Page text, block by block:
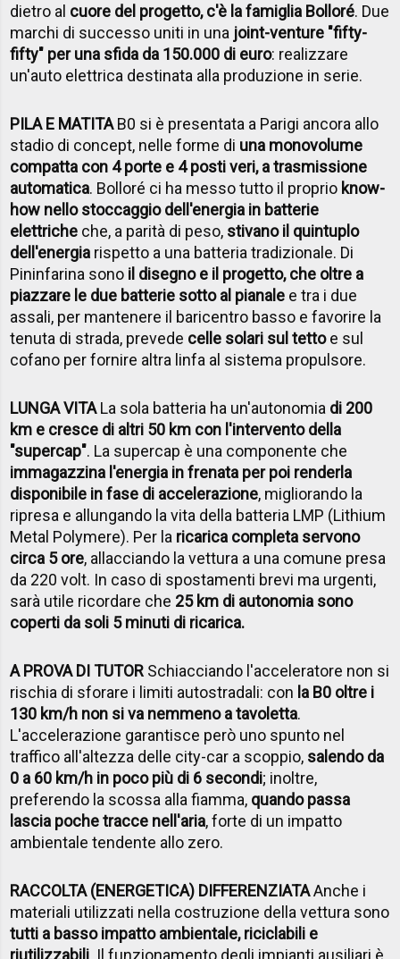
dietro al cuore del progetto, c'è la famiglia Bolloré. Due
marchi di successo uniti in una joint-venture "fifty-
fifty" per una sfida da 150.000 di euro: realizzare
un'auto elettrica destinata alla produzione in serie.
PILA E MATITAB0 si è presentata a Parigi ancora allo
stadio di concept, nelle forme di una monovolume
compatta con 4 porte e 4 posti veri, a trasmissione
automatica. Bolloré ci ha messo tutto il proprio know-
how nello stoccaggio dell'energia in batterie
elettriche che, a parità di peso, stivano il quintuplo
dell'energia rispetto a una batteria tradizionale. Di
Pininfarina sono il disegno e il progetto, che oltre a
piazzare le due batterie sotto al pianale e tra i due
assali, per mantenere il baricentro basso e favorire la
tenuta di strada, prevede celle solari sul tettoe sul
cofano per fornire altra linfa al sistema propulsore.
LUNGA VITALa sola batteria ha un'autonomia di 200
km e cresce di altri 50 km con l'intervento della
"supercap". La supercap è una componente che
immagazzina l'energia in frenata per poi renderla
disponibile in fase di accelerazione, migliorando la
ripresa e allungando la vita della batteria LMP (Lithium
Metal Polymere). Per la ricarica completa servono
circa 5 ore, allacciando la vettura a una comune presa
da 220 volt. In caso di spostamenti brevi ma urgenti,
sarà utile ricordare che 25 km di autonomia sono
coperti da soli 5 minuti di ricarica.
A PROVA DI TUTOR Schiacciando l'acceleratore non si
rischia di sforare i limiti autostradali: con la B0 oltre i
130 km/h non si va nemmeno a tavoletta.
L'accelerazione garantisce però uno spunto nel
traffico all'altezza delle city-car a scoppio, salendo da
0 a 60 km/h in poco più di 6 secondi; inoltre,
preferendo la scossa alla fiamma, quando passa
lascia poche tracce nell'aria, forte di un impatto
ambientale tendente allo zero.
RACCOLTA (ENERGETICA) DIFFERENZIATAAnche i
materiali utilizzati nella costruzione della vettura sono
tutti a basso impatto ambientale, riciclabili e
riutilizzabili . Il funzionamento degli impianti ausiliari è